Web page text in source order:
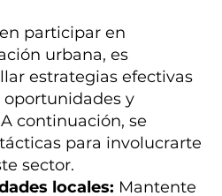
participar en
urbana, es
estrategias efectivas
y
continuación, se
para involucrarte
sector.
locales: Mantente